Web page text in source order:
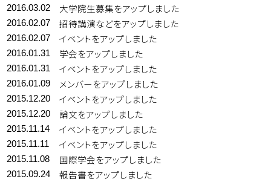
2016.03.02 大学院生募集をアップしました
2016.02.07 招待講演などをアップしました
2016.02.07 イベントをアップしました
2016.01.31 学会をアップしました
2016.01.31 イベントをアップしました
2016.01.09 メンバーをアップしました
2015.12.20 イベントをアップしました
2015.12.20 論文をアップしました
2015.11.14 イベントをアップしました
2015.11.11 イベントをアップしました
2015.11.08 国際学会をアップしました
2015.09.24 報告書をアップしました